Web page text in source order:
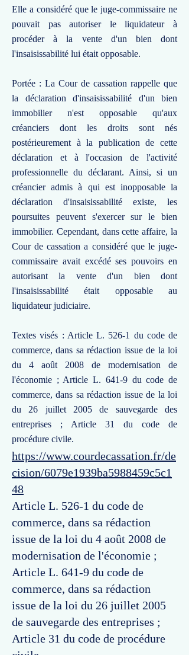
Elle a considéré que le juge-commissaire ne
pouvait pas autoriser le liquidateur à
procéder à la vente d'un bien dont
l'insaisissabilité lui était opposable.
Portée : La Cour de cassation rappelle que
la déclaration d'insaisissabilité d'un bien
immobilier n'est opposable qu'aux
créanciers dont les droits sont nés
postérieurement à la publication de cette
déclaration et à l'occasion de l'activité
professionnelle du déclarant. Ainsi, si un
créancier admis à qui est inopposable la
déclaration d'insaisissabilité existe, les
poursuites peuvent s'exercer sur le bien
immobilier. Cependant, dans cette affaire, la
Cour de cassation a considéré que le juge-
commissaire avait excédé ses pouvoirs en
autorisant la vente d'un bien dont
l'insaisissabilité était opposable au
liquidateur judiciaire.
Textes visés : Article L. 526-1 du code de
commerce, dans sa rédaction issue de la loi
du 4 août 2008 de modernisation de
l'économie ; Article L. 641-9 du code de
commerce, dans sa rédaction issue de la loi
du 26 juillet 2005 de sauvegarde des
entreprises ; Article 31 du code de
procédure civile.
https://www.courdecassation.fr/de
cision/6079e1939ba5988459c5c1
48
Article L. 526-1 du code de
commerce, dans sa rédaction
issue de la loi du 4 août 2008 de
modernisation de l'économie ;
Article L. 641-9 du code de
commerce, dans sa rédaction
issue de la loi du 26 juillet 2005
de sauvegarde des entreprises ;
Article 31 du code de procédure